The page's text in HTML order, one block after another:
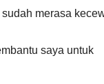
merasa
saya untuk